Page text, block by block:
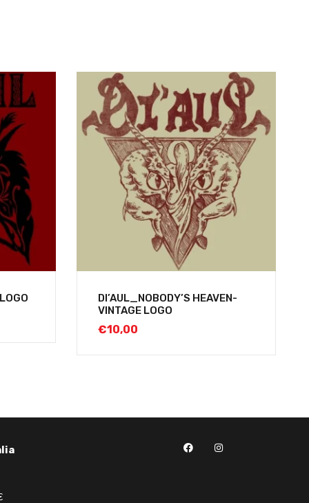
DI’AUL_NOBODY’S HEAVEN-
VINTAGE LOGO
€10,00